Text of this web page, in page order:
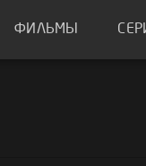
ФИЛЬМЫ